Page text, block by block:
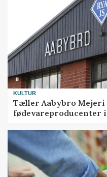
KULTUR
Tæller Aabybro Mejeri